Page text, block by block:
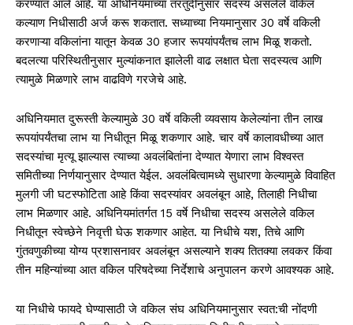
करण्यात आले आहे. या अधिनियमाच्या तरतुदीनुसार सदस्य असलेले वकिल
कल्याण निधीसाठी अर्ज करू शकतात. सध्याच्या नियमानुसार 30 वर्षे वकिली
करणाऱ्या वकिलांना यातून केवळ 30 हजार रूपयांपर्यंतच लाभ मिळू शकतो.
बदलत्या परिस्थितीनुसार मुल्यांकनात झालेली वाढ लक्षात घेता सदस्यत्व आणि
त्यामुळे मिळणारे लाभ वाढविणे गरजेचे आहे.
अधिनियमात दुरूस्ती केल्यामुळे 30 वर्षे वकिली व्यवसाय केलेल्यांना तीन लाख
रूपयांपर्यंतचा लाभ या निधीतून मिळू शकणार आहे. चार वर्षे कालावधीच्या आत
सदस्यांचा मृत्यू झाल्यास त्याच्या अवलंबितांना देण्यात येणारा लाभ विश्वस्त
समितीच्या निर्णयानुसार देण्यात येईल. अवलंबित्वामध्ये सुधारणा केल्यामुळे विवाहित
मुलगी जी घटस्फोटिता आहे किंवा सदस्यांवर अवलंबून आहे, तिलाही निधीचा
लाभ मिळणार आहे. अधिनियमांतर्गत 15 वर्षे निधीचा सदस्य असलेले वकिल
निधीतून स्वेच्छेने निवृत्ती घेऊ शकणार आहेत. या निधीचे यश, तिचे आणि
गुंतवणुकीच्या योग्य प्रशासनावर अवलंबून असल्याने शक्य तितक्या लवकर किंवा
तीन महिन्यांच्या आत वकिल परिषदेच्या निर्देशाचे अनुपालन करणे आवश्यक आहे.
या निधीचे फायदे घेण्यासाठी जे वकिल संघ अधिनियमानुसार स्वत:ची नोंदणी